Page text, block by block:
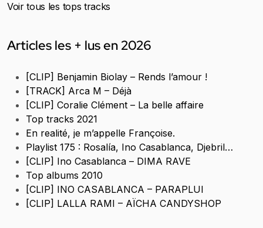
Voir tous les tops tracks
Articles les + lus en 2026
[CLIP] Benjamin Biolay – Rends l’amour !
[TRACK] Arca M – Déjà
[CLIP] Coralie Clément – La belle affaire
Top tracks 2021
En realité, je m’appelle Françoise.
Playlist 175 : Rosalía, Ino Casablanca, Djebril…
[CLIP] Ino Casablanca – DIMA RAVE
Top albums 2010
[CLIP] INO CASABLANCA – PARAPLUI
[CLIP] LALLA RAMI – AÏCHA CANDYSHOP